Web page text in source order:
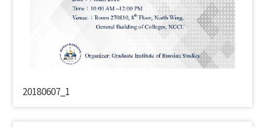
20180607_1